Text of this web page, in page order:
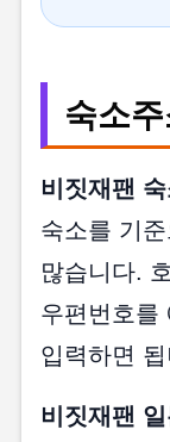
숙소
비짓재팬
숙소를 기
많습니다.
우편번호를
입력하면
비짓재팬